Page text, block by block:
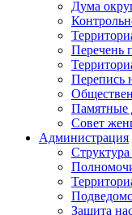
Дума
Перечень
Перепись
Памятные
Совет
Администрация
Защита